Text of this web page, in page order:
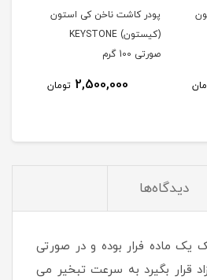
پودر کاشت ناخن کی استون
(کیستون) KEYSTONE
صورتی 100 گرم
2,500,000 تومان
دیدگاه‌ها
یک ماده فرار بوده و در صورتی
قرار بگیرد به سرعت تبخیر می